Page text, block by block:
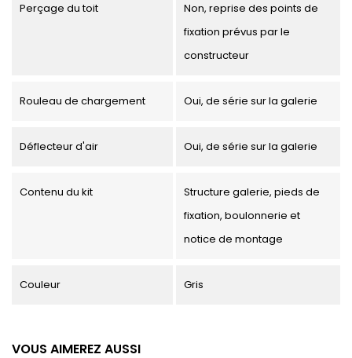
Perçage du toit
Non, reprise des points de
fixation prévus par le
constructeur
Rouleau de chargement Oui, de série sur la galerie
Déflecteur d'air Oui, de série sur la galerie
Contenu du kit
Structure galerie, pieds de
fixation, boulonnerie et
notice de montage
Couleur Gris
VOUS AIMEREZ AUSSI